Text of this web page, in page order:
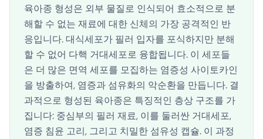
육아종 형성은 외부 물질로 인식되어 효소적으로 분
해할 수 없는 재료에 대한 신체의 가장 공격적인 반
응입니다. 대식세포가 필러 입자를 포식하지만 분해
할 수 없어 다핵 거대세포로 융합됩니다. 이 세포들
은 더 많은 면역 세포를 모집하는 염증성 사이토카인
을 방출하여, 염증과 섬유화의 악순환을 만듭니다. 결
과적으로 형성된 육아종은 특징적인 층상 구조를 가
집니다: 중심부의 필러 재료, 이를 둘러싼 거대세포,
염증 침윤 고리, 그리고 치밀한 섬유성 캡슐. 이 과정